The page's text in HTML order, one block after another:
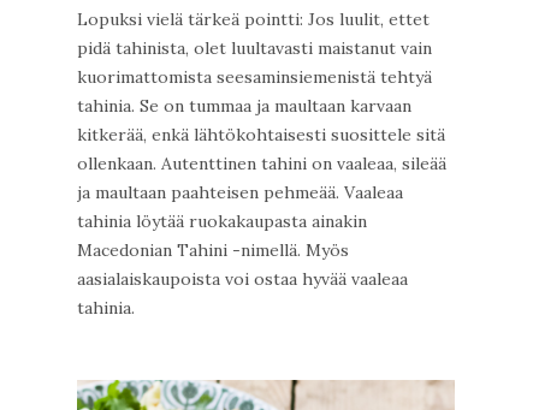
Lopuksi vielä tärkeä pointti: Jos luulit, ettet
pidä tahinista, olet luultavasti maistanut vain
kuorimattomista seesaminsiemenistä tehtyä
tahinia. Se on tummaa ja maultaan karvaan
kitkerää, enkä lähtökohtaisesti suosittele sitä
ollenkaan. Autenttinen tahini on vaaleaa, sileää
ja maultaan paahteisen pehmeää. Vaaleaa
tahinia löytää ruokakaupasta ainakin
Macedonian Tahini -nimellä. Myös
aasialaiskaupoista voi ostaa hyvää vaaleaa
tahinia.